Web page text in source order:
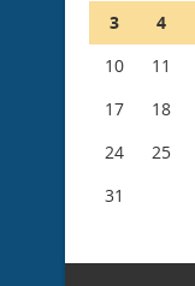
3
4
10
11
17
18
24
25
31